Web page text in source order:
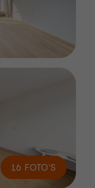
16 FOTO'S